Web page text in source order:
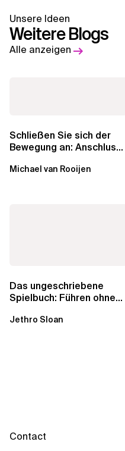
Unsere Ideen
Weitere Blogs
Alle anzeigen
Schließen Sie sich der
Bewegung an: Anschluss
Michael van Rooijen
Das ungeschriebene
Spielbuch: Führen ohne
Jethro Sloan
Contact